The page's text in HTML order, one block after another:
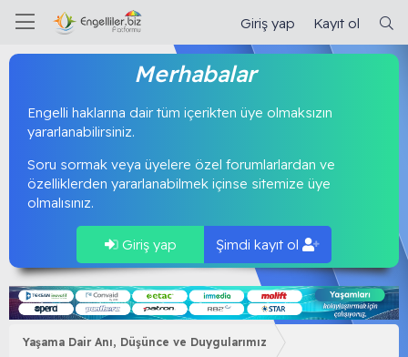
Giriş yap Kayıt ol
Merhabalar
Engelli haklarına dair tüm içerikten üye olmaksızın
yararlanabilirsiniz.
Soru sormak veya üyelere özel forumlarlardan ve
özelliklerden yararlanabilmek içinse sitemize üye
olmalısınız.
Giriş yap Şimdi kayıt ol
Yaşama Dair Anı, Düşünce ve Duygularımız